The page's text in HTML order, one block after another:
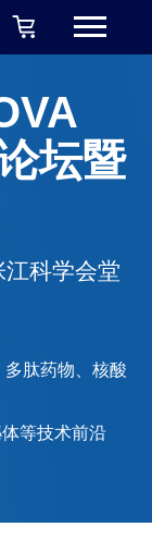
坛暨
科学会堂
肽药物、核酸
等技术前沿